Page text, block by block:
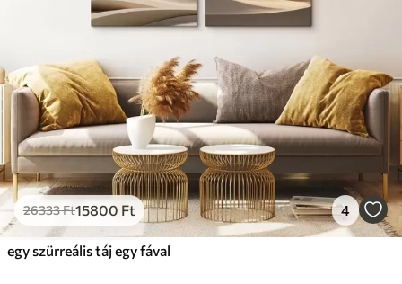
26333Ft15800 Ft 4
egy szürreális táj egy fával